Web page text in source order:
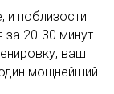
и поблизости
за 20-30 минут
ваш
мощнейший